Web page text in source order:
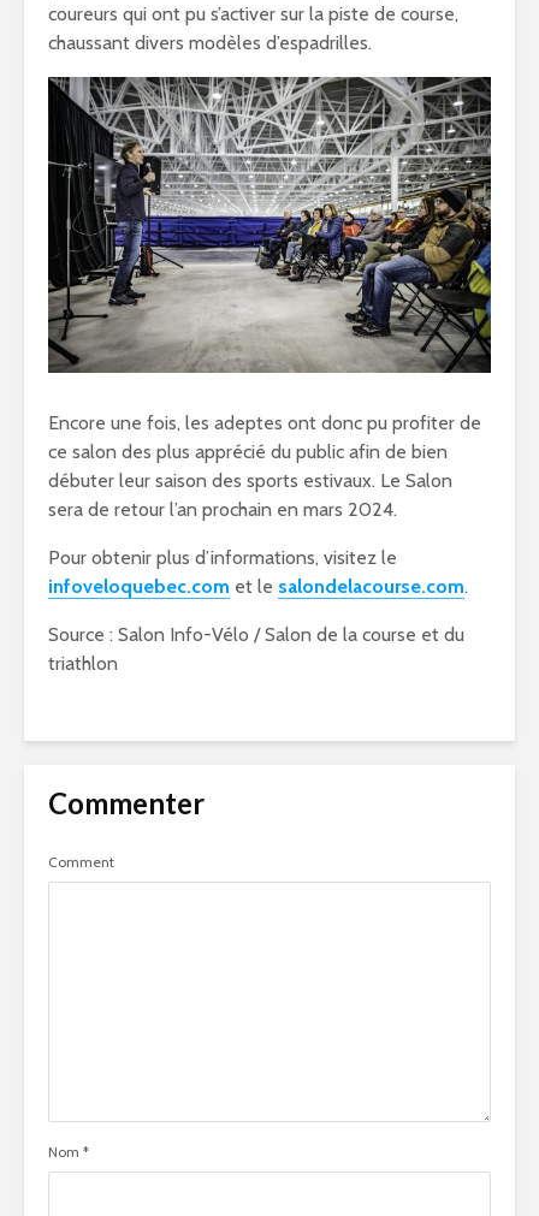
coureurs qui ont pu s’activer sur la piste de course,
chaussant divers modèles d’espadrilles.
Encore une fois, les adeptes ont donc pu profiter de
ce salon des plus apprécié du public afin de bien
débuter leur saison des sports estivaux. Le Salon
sera de retour l’an prochain en mars 2024.
Pour obtenir plus d’informations, visitez le
infoveloquebec.com et le salondelacourse.com.
Source : Salon Info-Vélo / Salon de la course et du
triathlon
Commenter
Comment
Nom *